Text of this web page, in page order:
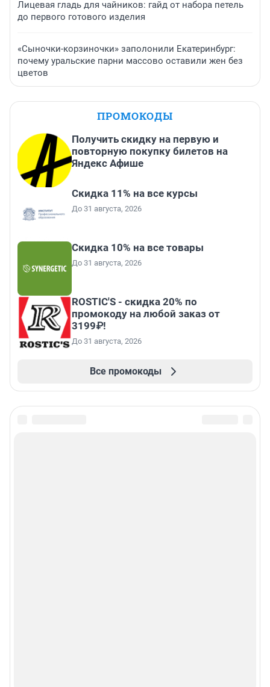
Лицевая гладь для чайников: гайд от набора петель
до первого готового изделия
«Сыночки-корзиночки» заполонили Екатеринбург:
почему уральские парни массово оставили жен без
цветов
ПРОМОКОДЫ
Получить скидку на первую и
повторную покупку билетов на
Яндекс Афише
Скидка 11% на все курсы
До 31 августа, 2026
Скидка 10% на все товары
До 31 августа, 2026
ROSTIC'S - скидка 20% по
промокоду на любой заказ от
3199₽!
До 31 августа, 2026
Все промокоды